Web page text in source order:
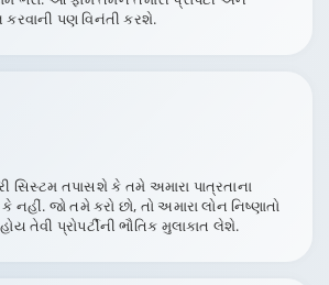
કરવાની પણ વિનંતી કરશે.
સિસ્ટમ તપાસશે કે તમે અમારા પાત્રતાના
જો તમે કરો છો, તો અમારા લોન નિષ્ણાતો
તેવી પ્રોપર્ટીની ભૌતિક મુલાકાત લેશે.